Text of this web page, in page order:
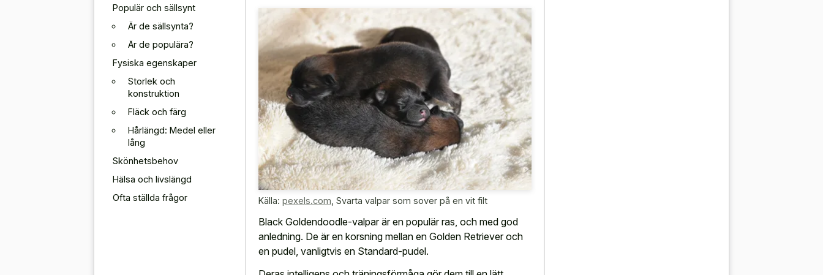
Populär och sällsynt
Är de sällsynta?
Är de populära?
Fysiska egenskaper
Storlek och
konstruktion
Fläck och färg
Hårlängd: Medel eller
lång
Skönhetsbehov
Hälsa och livslängd
Ofta ställda frågor
Källa: pexels.com Svarta valpar som sover på en vit filt
Black Goldendoodle-valpar är en populär ras, och med god
anledning. De är en korsning mellan en Golden Retriever och
en pudel, vanligtvis en Standard-pudel.